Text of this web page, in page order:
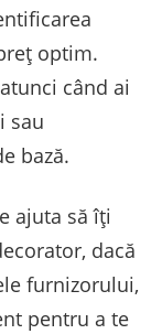
optim.
când ai
sau
bază.
ajuta să îți
dacă
furnizorului,
pentru a te